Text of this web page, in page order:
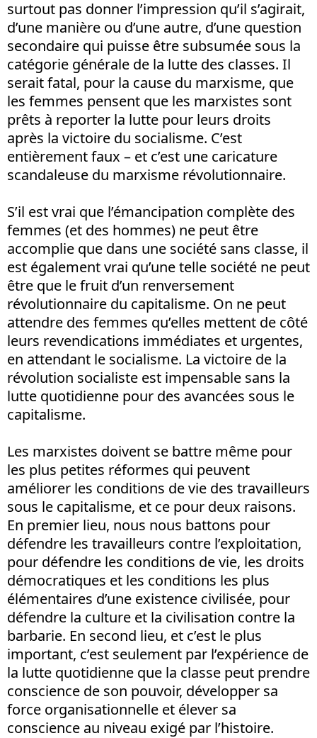
surtout pas donner l’impression qu’il s’agirait,
d’une manière ou d’une autre, d’une question
secondaire qui puisse être subsumée sous la
catégorie générale de la lutte des classes. Il
serait fatal, pour la cause du marxisme, que
les femmes pensent que les marxistes sont
prêts à reporter la lutte pour leurs droits
après la victoire du socialisme. C’est
entièrement faux – et c’est une caricature
scandaleuse du marxisme révolutionnaire.
S’il est vrai que l’émancipation complète des
femmes (et des hommes) ne peut être
accomplie que dans une société sans classe, il
est également vrai qu’une telle société ne peut
être que le fruit d’un renversement
révolutionnaire du capitalisme. On ne peut
attendre des femmes qu’elles mettent de côté
leurs revendications immédiates et urgentes,
en attendant le socialisme. La victoire de la
révolution socialiste est impensable sans la
lutte quotidienne pour des avancées sous le
capitalisme.
Les marxistes doivent se battre même pour
les plus petites réformes qui peuvent
améliorer les conditions de vie des travailleurs
sous le capitalisme, et ce pour deux raisons.
En premier lieu, nous nous battons pour
défendre les travailleurs contre l’exploitation,
pour défendre les conditions de vie, les droits
démocratiques et les conditions les plus
élémentaires d’une existence civilisée, pour
défendre la culture et la civilisation contre la
barbarie. En second lieu, et c’est le plus
important, c’est seulement par l’expérience de
la lutte quotidienne que la classe peut prendre
conscience de son pouvoir, développer sa
force organisationnelle et élever sa
conscience au niveau exigé par l’histoire.